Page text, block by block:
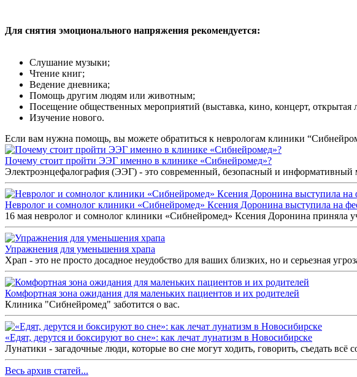
Для снятия эмоционального напряжения рекомендуется:
Слушание музыки;
Чтение книг;
Ведение дневника;
Помощь другим людям или животным;
Посещение общественных мероприятий (выставка, кино, концерт, открытая
Изучение нового.
Если вам нужна помощь, вы можете обратиться к неврологам клиники
Почему стоит пройти ЭЭГ именно в клинике «Сибнейромед»?
Электроэнцефалография (ЭЭГ) - это современный, безопасный и информативный
Невролог и сомнолог клиники «Сибнейромед» Ксения Доронина выступила на
16 мая невролог и сомнолог клиники «Сибнейромед» Ксения Доронина приняла
Упражнения для уменьшения храпа
Храп - это не просто досадное неудобство для ваших близких, но и серьезная
Комфортная зона ожидания для маленьких пациентов и их родителей
Клиника "Сибнейромед" заботится о вас.
«Едят, дерутся и боксируют во сне»: как лечат лунатизм в Новосибирске
Лунатики - загадочные люди, которые во сне могут ходить, говорить, съедать всё
Весь архив статей...